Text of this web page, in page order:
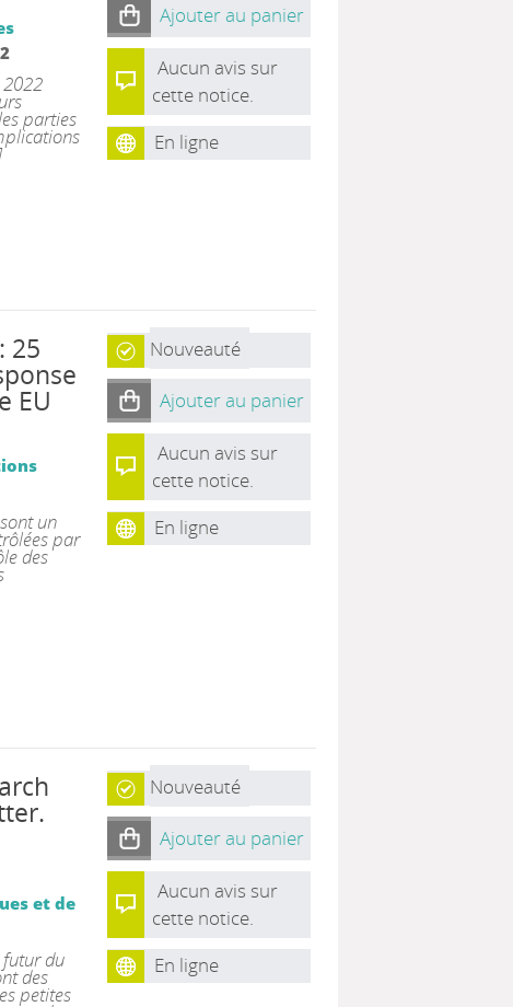
parties
Ajouter au panier
Aucun avis sur
cette notice.
En ligne
25
EU
un
par
des
Nouveauté
Ajouter au panier
Aucun avis sur
cette notice.
En ligne
et de
du
des
petites
Nouveauté
Ajouter au panier
Aucun avis sur
cette notice.
En ligne